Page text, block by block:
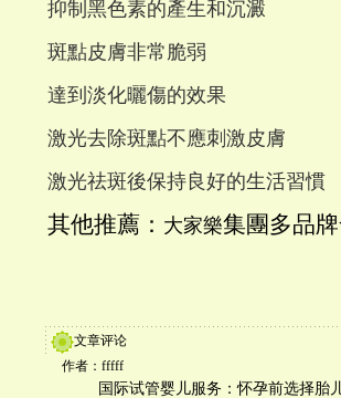
抑制黑色素的產生和沉澱
斑點皮膚非常脆弱
達到淡化曬傷的效果
激光去除斑點不應刺激皮膚
激光祛斑後保持良好的生活習慣
其他推薦： 大家樂集團多品
文章评论
作者：fffff
国际试管婴儿服务：怀孕前选择胎